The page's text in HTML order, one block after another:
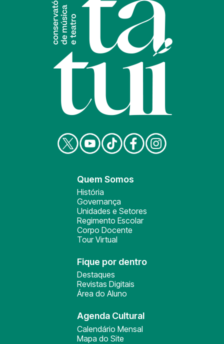
Quem Somos
História
Governança
Unidades e Setores
Regimento Escolar
Corpo Docente
Tour Virtual
Fique por dentro
Destaques
Revistas Digitais
Área do Aluno
Agenda Cultural
Calendário Mensal
Mapa do Site